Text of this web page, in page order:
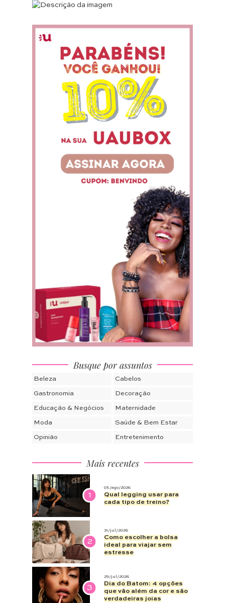
Busque por assuntos
Beleza Cabelos
Gastronomia Decoração
Educação & Negócios Maternidade
Moda Saúde & Bem Estar
Opinião Entretenimento
Mais recentes
1
05/ago/2026
Qual legging usar para
cada tipo de treino?
2
31/jul/2026
Como escolher a bolsa
ideal para viajar sem
estresse
3
29/jul/2026
Dia do Batom: 4 opções
que vão além da cor e são
verdadeiras joias